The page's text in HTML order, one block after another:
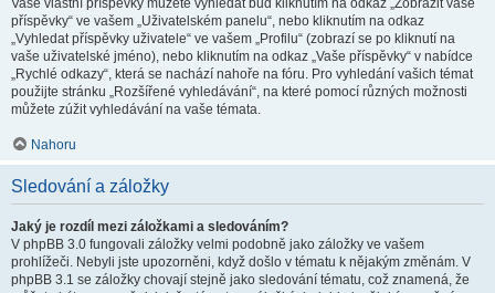
Vaše vlastní příspěvky můžete vyhledat buď kliknutím na odkaz „Zobrazit vaše
příspěvky“ ve vašem „Uživatelském panelu“, nebo kliknutím na odkaz
„Vyhledat příspěvky uživatele“ ve vašem „Profilu“ (zobrazí se po kliknutí na
vaše uživatelské jméno), nebo kliknutím na odkaz „Vaše příspěvky“ v nabídce
„Rychlé odkazy“, která se nachází nahoře na fóru. Pro vyhledání vašich témat
použijte stránku „Rozšířené vyhledávání“, na které pomocí různých možnosti
můžete zúžit vyhledávání na vaše témata.
Nahoru
Sledování a záložky
Jaký je rozdíl mezi záložkami a sledováním?
V phpBB 3.0 fungovali záložky velmi podobně jako záložky ve vašem
prohlížeči. Nebyli jste upozorněni, když došlo v tématu k nějakým změnám. V
phpBB 3.1 se záložky chovají stejně jako sledování tématu, což znamená, že